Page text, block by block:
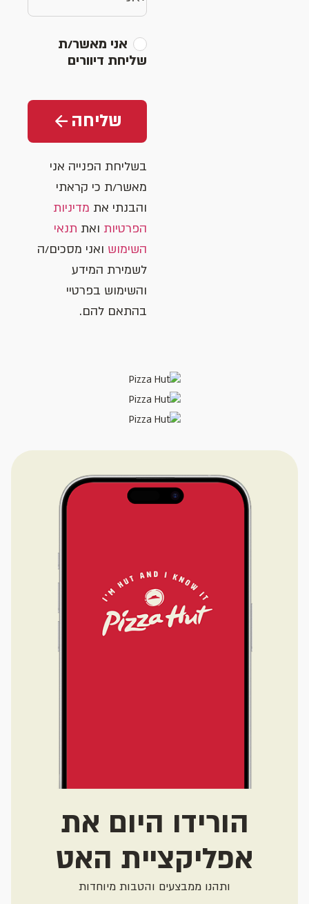
אני מאשר/ת
שליחת דיוורים
שליחה
בשליחת הפנייה אני
מאשר/ת כי קראתי
והבנתי את מדיניות
הפרטיות ואת תנאי
השימוש ואני מסכים/ה
לשמירת המידע
והשימוש בפרטיי
בהתאם להם.
הורידו היום את
אפליקציית האט
ותהנו ממבצעים והטבות מיוחדות